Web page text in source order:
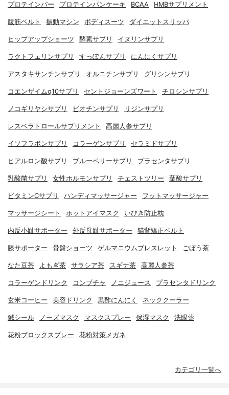
プロテインバー プロテインパンケーキ BCAA HMBサプリメント
腹筋ベルト 振動マシン ボディスーツ ダイエットスリッパ
ヒップアップショーツ 酵素サプリ イヌリンサプリ
ラクトフェリンサプリ すっぽんサプリ にんにくサプリ
アスタキサンチンサプリ オルニチンサプリ グリシンサプリ
コエンザイムq10サプリ セントジョーンズワート チロシンサプリ
ノコギリヤシサプリ ビオチンサプリ リジンサプリ
レスベラトロールサプリメント 高麗人参サプリ
イソフラボンサプリ コラーゲンサプリ セラミドサプリ
ヒアルロン酸サプリ ブルーベリーサプリ プラセンタサプリ
乳酸菌サプリ 女性ホルモンサプリ チェストツリー 葉酸サプリ
ビタミンCサプリ ハンディマッサージャー フットマッサージャー
マッサージシート ホットアイマスク いびき防止枕
内反小趾サポーター 外反母趾サポーター 猫背矯正ベルト
膝サポーター 骨盤ショーツ ゲルマニウムブレスレット ごぼう茶
なた豆茶 よもぎ茶 サラシア茶 スギナ茶 高麗人参茶
コラーゲンドリンク コンブチャ ノニジュース プラセンタドリンク
玄米コーヒー 美容ドリンク 黒酢にんにく ネッククーラー
鍼シール ノーズマスク マスクスプレー 保湿マスク 洗眼薬
花粉ブロックスプレー 花粉対策メガネ
カテゴリ一覧へ